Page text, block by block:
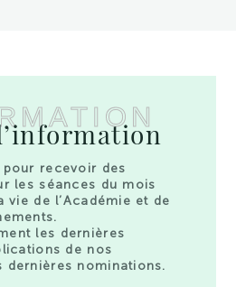
recevoir des
les séances du mois
vie de l’Académie et de
les dernières
de nos
dernières nominations.